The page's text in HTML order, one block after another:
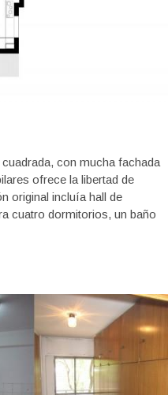
con mucha fachada
ofrece la libertad de
original incluía hall de
cuatro dormitorios, un baño